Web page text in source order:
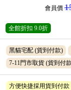
會員價
全館折扣 9.0折
黑貓宅配 (貨到付款)
7-11門市取貨 (貨到付
方便快捷採用貨到付款